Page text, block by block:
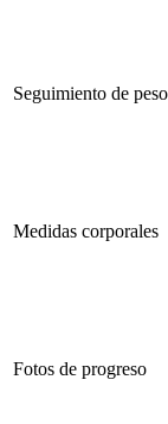
Seguimiento de peso
Medidas corporales
Fotos de progreso